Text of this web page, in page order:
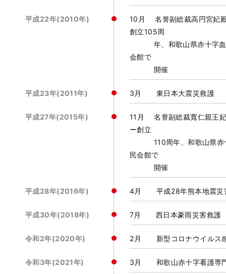
平成22年(2010年)
10月 名誉副総裁高円宮妃
創立105周
年、和歌山県赤十字血液
会館で
開催
平成23年(2011年) 3月 東日本大震災救護
平成27年(2015年)
11月 名誉副総裁寬仁親王
ー創立
110周年、和歌山県赤十
民会館で
開催
平成28年(2016年) 4月 平成28年熊本地震災
平成30年(2018年) 7月 西日本豪雨災害救護
令和2年(2020年) 2月 新型コロナウイルス
令和3年(2021年) 3月 和歌山赤十字看護専